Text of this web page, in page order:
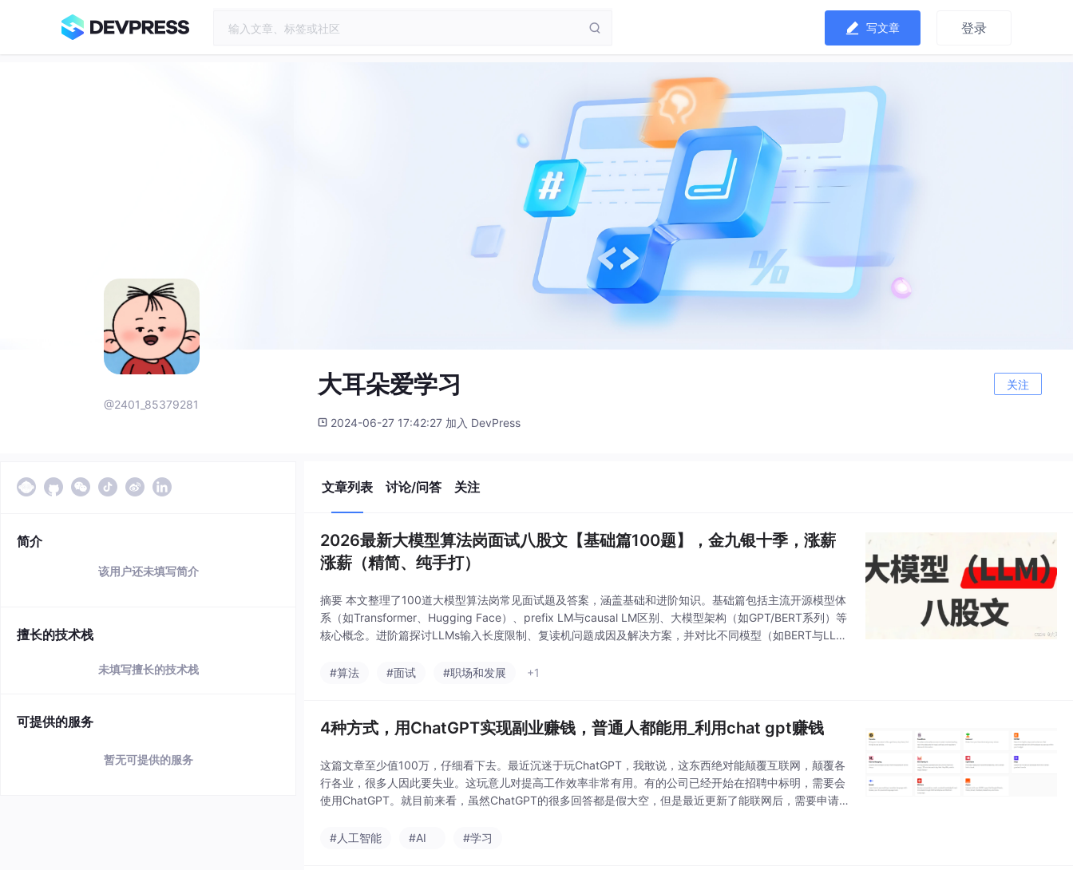
写文章 登录
@2401_85379281
大耳朵爱学习 关注
2024-06-27 17:42:27 加入 DevPress
简介
该用户还未填写简介
擅长的技术栈
未填写擅长的技术栈
可提供的服务
暂无可提供的服务
文章列表 讨论/问答 关注
2026最新大模型算法岗面试八股文【基础篇100题】，金九银十季，涨薪
涨薪（精简、纯手打）
摘要 本文整理了100道大模型算法岗常见面试题及答案，涵盖基础和进阶知识。基础篇包括主流开源模型体
系（如Transformer、Hugging Face）、prefix LM与causal LM区别、大模型架构（如GPT/BERT系列）等
核心概念。进阶篇探讨LLMs输入长度限制、复读机问题成因及解决方案，并对比不同模型（如BERT与LLa
#算法
#面试 #职场和发展 +1
4种方式，用ChatGPT实现副业赚钱，普通人都能用_利用chat gpt赚钱
这篇文章至少值100万，仔细看下去。最近沉迷于玩ChatGPT，我敢说，这东西绝对能颠覆互联网，颠覆各
行各业，很多人因此要失业。这玩意儿对提高工作效率非常有用。有的公司已经开始在招聘中标明，需要会
使用ChatGPT。就目前来看，虽然ChatGPT的很多回答都是假大空，但是最近更新了能联网后，需要申请
生产
#人工智能 #AI #学习